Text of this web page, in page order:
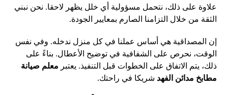
علاوة على ذلك، نتحمل مسؤولية أي خلل يظهر لاحقا. نحن نبني
الثقة من خلال التزامنا الصارم بمعايير الجودة.
إن المصداقية هي أساس عملنا في كل منزل ندخله. وفي نفس
الوقت، نحرص على الشفافية في توضيح الأعطال. بناءً على
ذلك، يتم الاتفاق على الخطوات قبل التنفيذ. يعتبر معلم صيانة
مطابخ مدائن الفهد شريكا في راحتك.